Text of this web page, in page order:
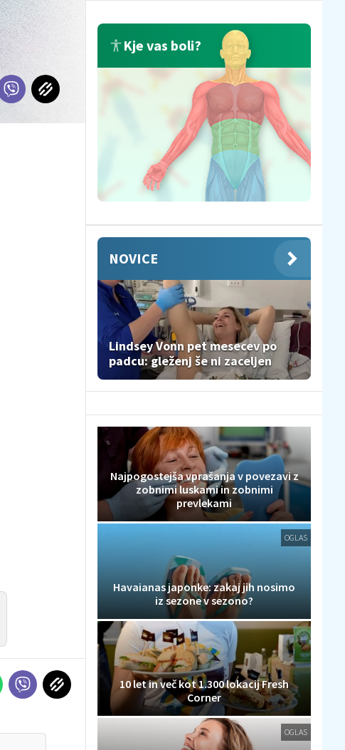
Kje vas boli?
NOVICE
Lindsey Vonn pet mesecev po
padcu: gleženj še ni zaceljen
Najpogostejša vprašanja v povezavi z
zobnimi luskami in zobnimi
prevlekami
OGLAS
Havaianas japonke: zakaj jih nosimo
iz sezone v sezono?
10 let in več kot 1.300 lokacij Fresh
Corner
OGLAS